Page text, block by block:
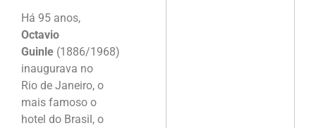
Há 95 anos,
Octavio
Guinle (1886/1968)
inaugurava no
Rio de Janeiro, o
mais famoso o
hotel do Brasil, o